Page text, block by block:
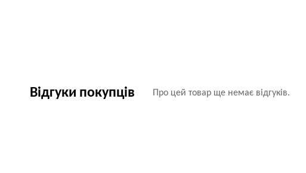
Відгуки покупців Про цей товар ще немає відгуків.